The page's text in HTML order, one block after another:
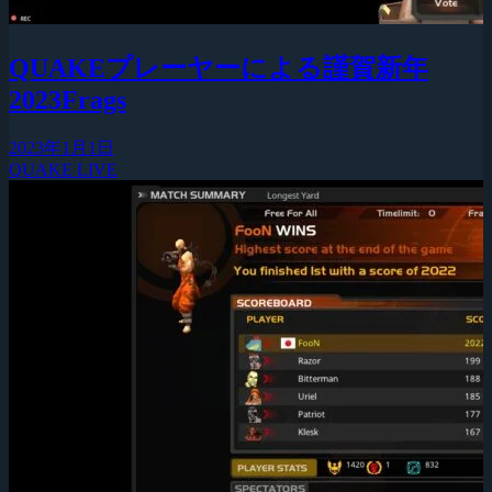
QUAKEプレーヤーによる謹賀新年
2023Frags
2023年1月1日
QUAKE LIVE